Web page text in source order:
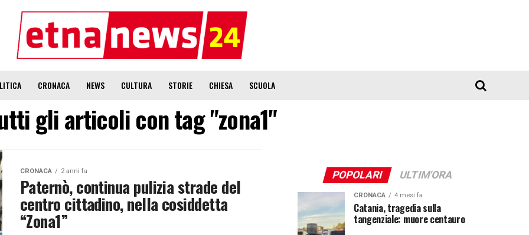
CRONACA NEWS CULTURA STORIE CHIESA SCUOLA
gli articoli con tag "zona1"
CRONACA 2 anni fa
Paternò, continua pulizia strade del
centro cittadino, nella cosiddetta
“Zona1”
POPOLARI ULTIM'ORA
CRONACA 4 mesi fa
Catania, tragedia sulla
tangenziale: muore centauro